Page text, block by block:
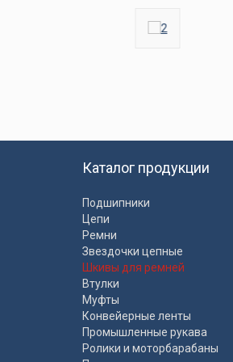
Каталог продукции
Подшипники
Цепи
Ремни
Звездочки цепные
Шкивы для ремней
Втулки
Муфты
Конвейерные ленты
Промышленные рукава
Ролики и моторбарабаны